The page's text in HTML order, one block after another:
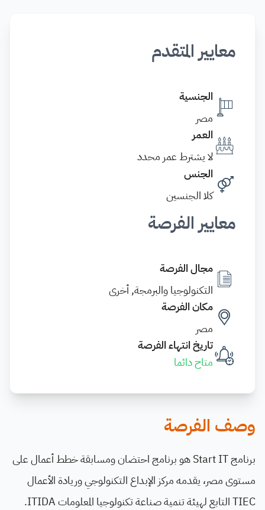
معايير المتقدم
الجنسية
مصر
العمر
لا يشترط عمر محدد
الجنس
كلا الجنسين
معايير الفرصة
مجال الفرصة
التكنولوجيا والبرمجة, أخرى
مكان الفرصة
مصر
تاريخ انتهاء الفرصة
متاح دائما
وصف الفرصة
برنامج Start IT هو برنامج احتضان ومسابقة خطط أعمال على
مستوى مصر، يقدمه مركز الإبداع التكنولوجي وريادة الأعمال
TIEC التابع لهيئة تنمية صناعة تكنولوجيا المعلومات ITIDA.